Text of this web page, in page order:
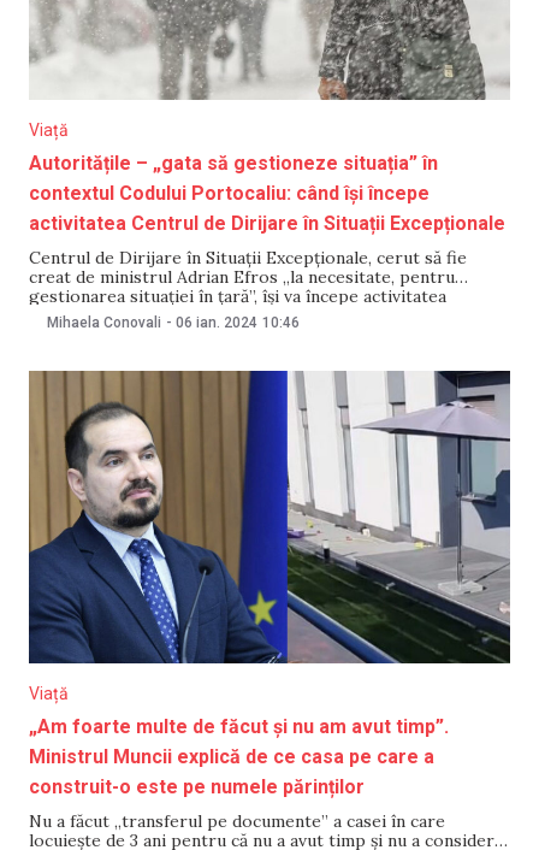
Viață
Autoritățile – „gata să gestioneze situația” în
contextul Codului Portocaliu: când își începe
activitatea Centrul de Dirijare în Situații Excepționale
Centrul de Dirijare în Situații Excepționale, cerut să fie
creat de ministrul Adrian Efros „la necesitate, pentru
gestionarea situației în țară”, își va începe activitatea
începând cu ziua de 7 ianuarie. În cadrul instituției vor activa
responsabili inclusiv din ministere „gata să gestioneze
Mihaela Conovali - 06 ian. 2024 10:46
Viață
„Am foarte multe de făcut și nu am avut timp”.
Ministrul Muncii explică de ce casa pe care a
construit-o este pe numele părinților
Nu a făcut „transferul pe documente” a casei în care
locuiește de 3 ani pentru că nu a avut timp și nu a considerat